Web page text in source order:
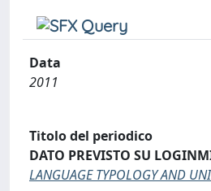
Data
2011
Titolo del periodico
DATO PREVISTO SU
LANGUAGE TYPOLOGY AND